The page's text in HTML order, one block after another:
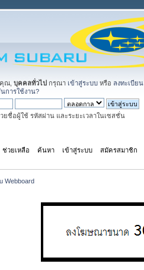
คุณ,บุคคลทั่วไป กรุณา เข้าสู่ระบบ หรือ ลงทะเบียน
การใช้งาน?
ยชื่อผู้ใช้ รหัสผ่าน และระยะเวลาในเซสชั่น
ช่วยเหลือ ค้นหา เข้าสู่ระบบ สมัครสมาชิก
Webboard